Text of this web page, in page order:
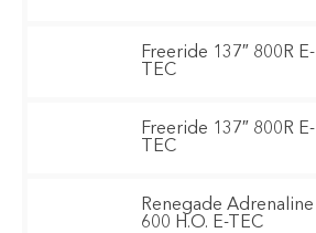
Freeride 137″ 800R E-
TEC
Freeride 137″ 800R E-
TEC
Renegade Adrenaline
600 H.O. E-TEC